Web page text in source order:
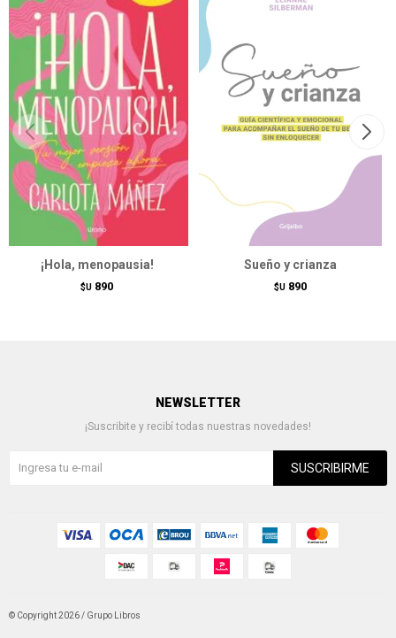
¡Hola, menopausia!
$U 890
Sueño y crianza
$U 890
NEWSLETTER
¡Suscribite y recibí todas nuestras novedades!
SUSCRIBIRME
© Copyright 2026 / Grupo Libros